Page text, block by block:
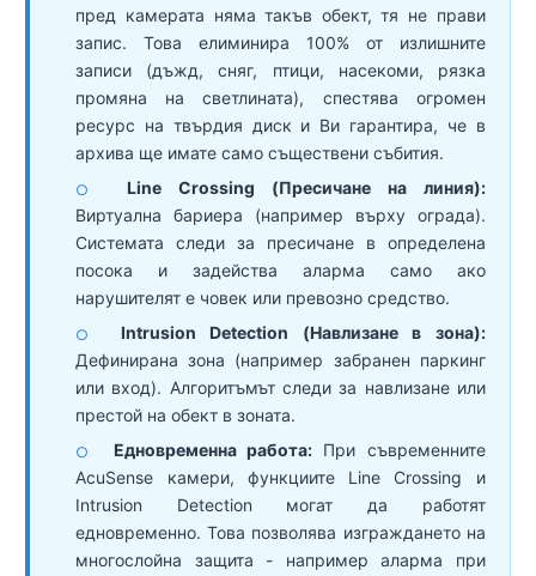
пред камерата няма такъв обект, тя не прави
запис. Това елиминира 100% от излишните
записи (дъжд, сняг, птици, насекоми, рязка
промяна на светлината), спестява огромен
ресурс на твърдия диск и Ви гарантира, че в
архива ще имате само съществени събития.
○
Line Crossing (Пресичане на линия):
Виртуална бариера (например върху ограда).
Системата следи за пресичане в определена
посока и задейства аларма само ако
нарушителят е човек или превозно средство.
○
Intrusion Detection (Навлизане в зона):
Дефинирана зона (например забранен паркинг
или вход). Алгоритъмът следи за навлизане или
престой на обект в зоната.
○ Едновременна работа: При съвременните
AcuSense камери, функциите Line Crossing и
Intrusion Detection могат да работят
едновременно. Това позволява изграждането на
многослойна защита - например аларма при